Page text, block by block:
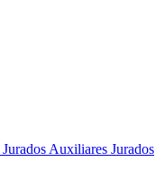
Jurados Auxiliares Jurados